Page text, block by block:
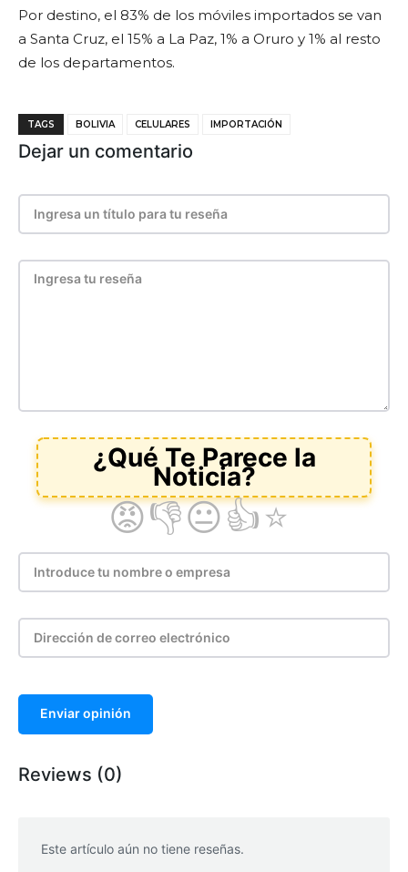
Por destino, el 83% de los móviles importados se van
a Santa Cruz, el 15% a La Paz, 1% a Oruro y 1% al resto
de los departamentos.
TAGS BOLIVIA CELULARES IMPORTACIÓN
Dejar un comentario
Enviar opinión
Reviews (0)
Este artículo aún no tiene reseñas.